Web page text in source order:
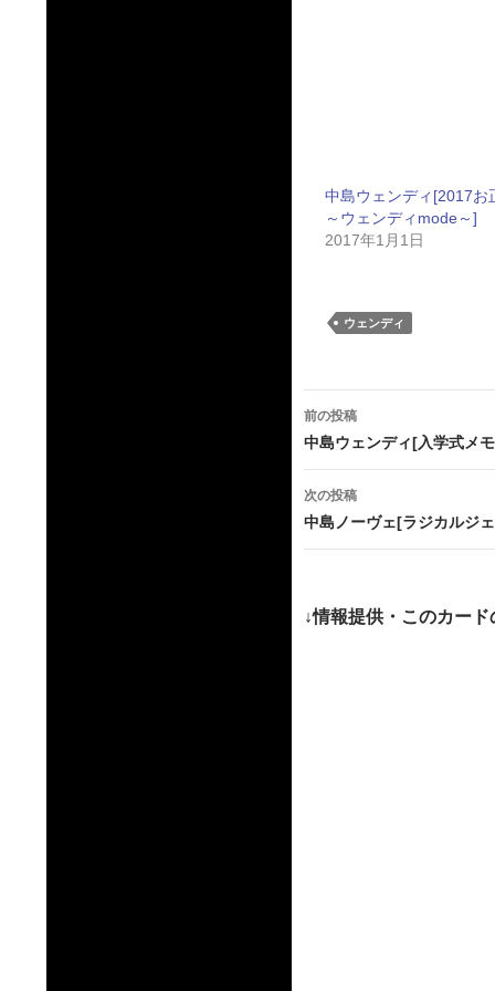
中島ウェンディ[2017お
～ウェンディmode～]
2017年1月1日
ウェンディ
投
稿
ナ
ビ
ー
前の投稿
中島ウェンディ[入学式メ
次の投稿
中島ノーヴェ[ラジカルジ
↓情報提供・このカー